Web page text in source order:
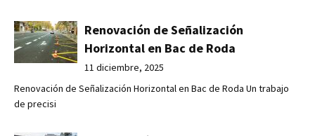
Renovación de Señalización
Horizontal en Bac de Roda
11 diciembre, 2025
Renovación de Señalización Horizontal en Bac de Roda Un trabajo
de precisi